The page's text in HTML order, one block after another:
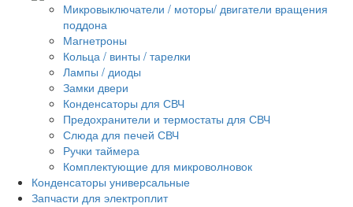
Микровыключатели / моторы/ двигатели вращения
поддона
Магнетроны
Кольца / винты / тарелки
Лампы / диоды
Замки двери
Конденсаторы для СВЧ
Предохранители и термостаты для СВЧ
Слюда для печей СВЧ
Ручки таймера
Комплектующие для микроволновок
Конденсаторы универсальные
Запчасти для электроплит